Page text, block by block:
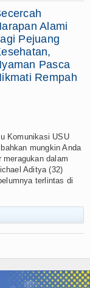
Alami
Pejuang
Pasca
Rempah
Komunikasi USU
mungkin Anda
dalam
Aditya (32)
terlintas di